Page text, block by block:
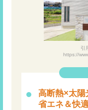
引
https://
高断熱×太陽
省エネ＆快